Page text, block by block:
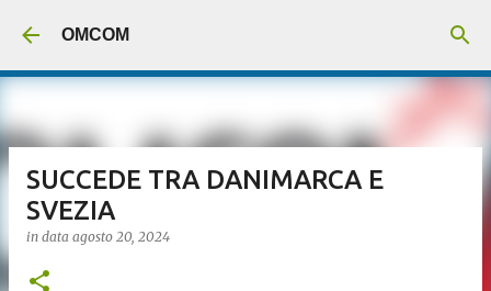
OMCOM
SUCCEDE TRA DANIMARCA E
SVEZIA
in data agosto 20, 2024